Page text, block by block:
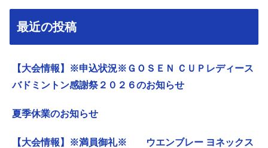
最近の投稿
【大会情報】※申込状況※ＧＯＳＥＮ ＣＵＰレディース
バドミントン感謝祭２０２６のお知らせ
夏季休業のお知らせ
【大会情報】※満員御礼※ ウエンブレー ヨネックス